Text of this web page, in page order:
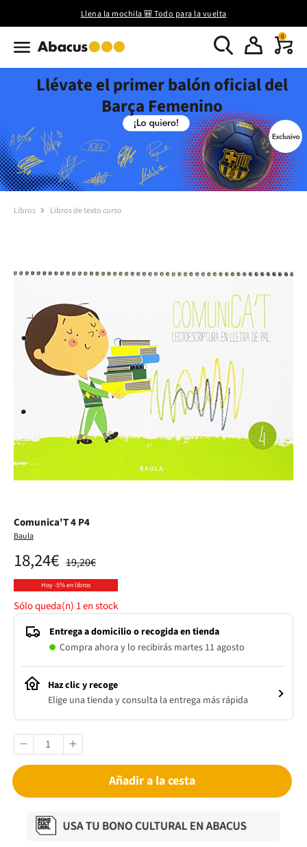
Llena la mochila 🎒 Todo para la vuelta
0
Llévate el primer balón oficial del
Barça Femenino
Libros Libros de texto curso
Comunica'T 4 P4
Baula
19,20€
18,24€
Hoy -5% en libros
Sólo queda(n) 1en stock
Entrega a domicilio o recogida en tienda
Compra ahora y lo recibirás martes 11 agosto
Haz clic y recoge
Elige una tienda y consulta la entrega más rápida
Añadir a la cesta